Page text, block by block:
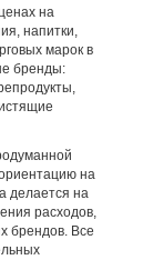
на
напитки,
марок в
бренды:
на
делается на
расходов,
брендов. Все